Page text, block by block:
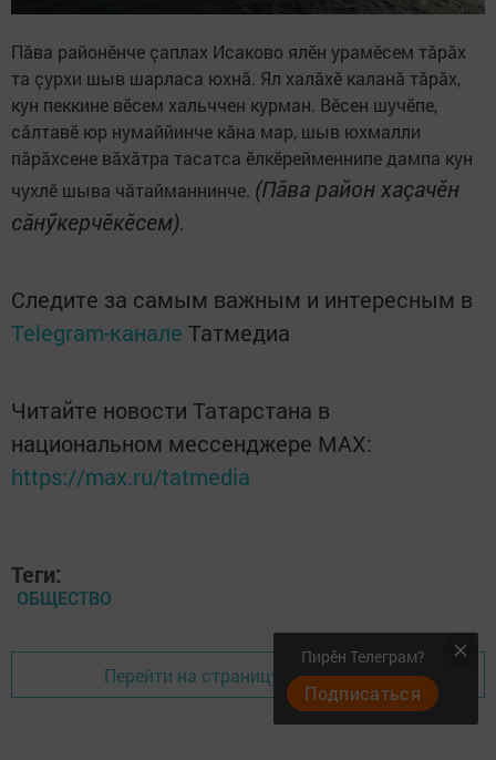
Пăва районӗнче çаплах Исаково ялӗн урамӗсем тăрăх
та çурхи шыв шарласа юхнă. Ял халăхӗ каланă тăрăх,
кун пеккине вӗсем хальччен курман. Вӗсен шучӗпе,
сăлтавӗ юр нумаййинче кăна мар, шыв юхмалли
пăрăхсене вăхăтра тасатса ӗлкӗрейменнипе дампа кун
чухлӗ шыва чăтайманнинче. (Пăва район хаçачӗн
сăнӳкерчӗкӗсем).
Следите за самым важным и интересным в
Telegram-канале Татмедиа
Читайте новости Татарстана в
национальном мессенджере MАХ:
https://max.ru/tatmedia
Теги:
ОБЩЕСТВО
Перейти на страницу новости
Пирӗн Телеграм?
Подписаться